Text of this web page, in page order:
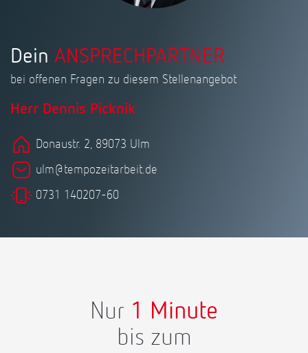
Dein ANSPRECHPARTNER
bei offenen Fragen zu diesem Stellenangebot
Herr Dennis Picknik
Donaustr. 2, 89073 Ulm
ulm@tempozeitarbeit.de
0731 140207-60
Nur 1 Minute
bis zum